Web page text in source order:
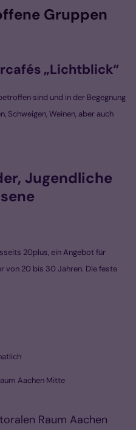
Gruppen
„Lichtblick“
sind und in der Begegnung
Schweigen, Weinen, aber auch
Jugendliche
20plus, ein Angebot für
von 20 bis 30 Jahren. Die feste
Aachen Mitte
Raum Aachen